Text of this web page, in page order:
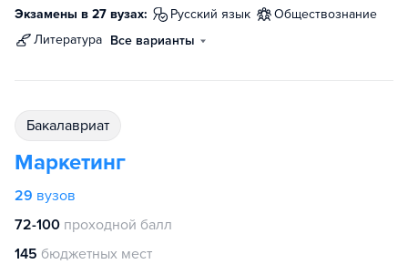
Экзамены в 27 вузах: русский язык
обществознание
литература Все варианты
бакалавриат
Маркетинг
29 вузов
72-100 проходной балл
145 бюджетных мест